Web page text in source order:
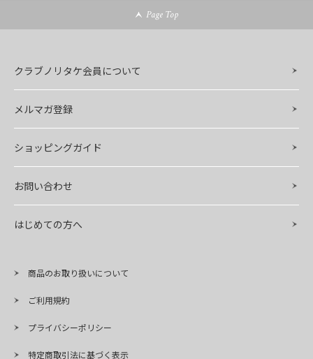
Page Top
クラブノリタケ会員について
メルマガ登録
ショッピングガイド
お問い合わせ
はじめての方へ
商品のお取り扱いについて
ご利用規約
プライバシーポリシー
特定商取引法に基づく表示